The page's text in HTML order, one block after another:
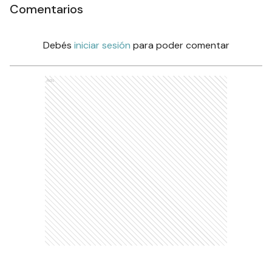
Comentarios
Debés iniciar sesión para poder comentar
Ads